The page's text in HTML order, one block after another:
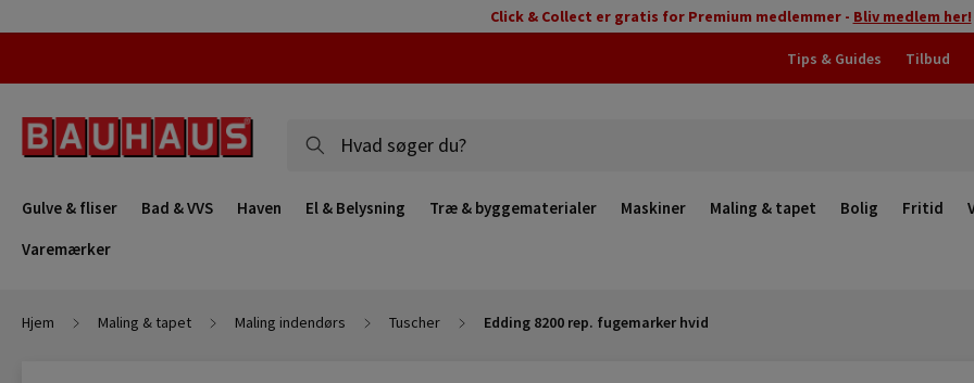
Click & Collect er gratis for Premium medlemmer - Bliv medlem her!
Tips & Guides Tilbud
Gulve & fliser Bad & VVS Haven El & Belysning Træ & byggematerialer Maskiner Maling & tapet Bolig Fritid
Varemærker
Hjem Maling & tapet Maling indendørs Tuscher Edding 8200 rep. fugemarker hvid